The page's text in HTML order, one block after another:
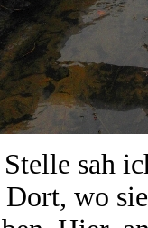
sah
Dort, wo